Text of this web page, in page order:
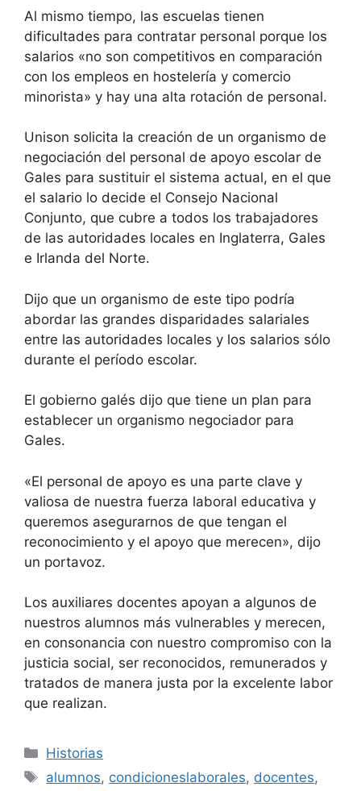
Al mismo tiempo, las escuelas tienen
dificultades para contratar personal porque los
salarios «no son competitivos en comparación
con los empleos en hostelería y comercio
minorista» y hay una alta rotación de personal.
Unison solicita la creación de un organismo de
negociación del personal de apoyo escolar de
Gales para sustituir el sistema actual, en el que
el salario lo decide el Consejo Nacional
Conjunto, que cubre a todos los trabajadores
de las autoridades locales en Inglaterra, Gales
e Irlanda del Norte.
Dijo que un organismo de este tipo podría
abordar las grandes disparidades salariales
entre las autoridades locales y los salarios sólo
durante el período escolar.
El gobierno galés dijo que tiene un plan para
establecer un organismo negociador para
Gales.
«El personal de apoyo es una parte clave y
valiosa de nuestra fuerza laboral educativa y
queremos asegurarnos de que tengan el
reconocimiento y el apoyo que merecen», dijo
un portavoz.
Los auxiliares docentes apoyan a algunos de
nuestros alumnos más vulnerables y merecen,
en consonancia con nuestro compromiso con la
justicia social, ser reconocidos, remunerados y
tratados de manera justa por la excelente labor
que realizan.
Categorías
Historias
Etiquetas
alumnos, condicioneslaborales, docentes,